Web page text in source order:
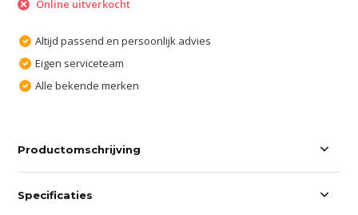
Online uitverkocht
Altijd passend en persoonlijk advies
Eigen serviceteam
Alle bekende merken
Productomschrijving
Specificaties